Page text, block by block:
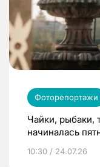
Фоторепортажи
Чайки, рыбаки,
начиналась
10:30 / 24.07.26